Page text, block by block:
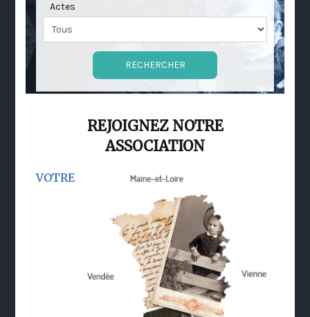
Actes
REJOIGNEZ NOTRE
ASSOCIATION
VOTRE